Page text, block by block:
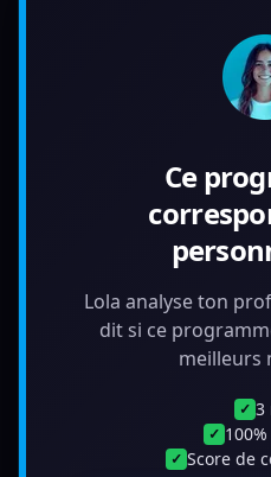
Ce
Lola analyse ton
dit si ce
meilleurs
✓ 3
✓
✓ Score de